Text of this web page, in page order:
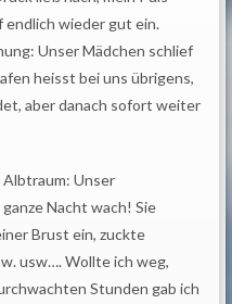
endlich wieder gut ein.
Unser Mädchen schlief
heisst bei uns übrigens,
aber danach sofort weiter
Unser
Nacht wach! Sie
Brust ein, zuckte
usw…. Wollte ich weg,
Stunden gab ich